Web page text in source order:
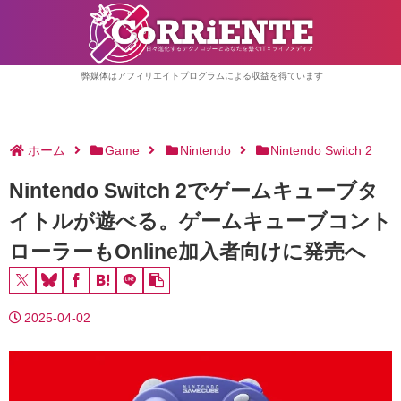
弊媒体はアフィリエイトプログラムによる収益を得ています
ホーム Game Nintendo Nintendo Switch 2
Nintendo Switch 2でゲームキューブタ
イトルが遊べる。ゲームキューブコント
ローラーもOnline加入者向けに発売へ
2025-04-02